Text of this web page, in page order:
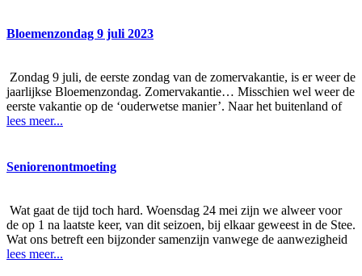
Bloemenzondag 9 juli 2023
Zondag 9 juli, de eerste zondag van de zomervakantie, is er weer de
jaarlijkse Bloemenzondag. Zomervakantie… Misschien wel weer de
eerste vakantie op de ‘ouderwetse manier’. Naar het buitenland of
lees meer...
Seniorenontmoeting
Wat gaat de tijd toch hard. Woensdag 24 mei zijn we alweer voor
de op 1 na laatste keer, van dit seizoen, bij elkaar geweest in de Stee.
Wat ons betreft een bijzonder samenzijn vanwege de aanwezigheid
lees meer...